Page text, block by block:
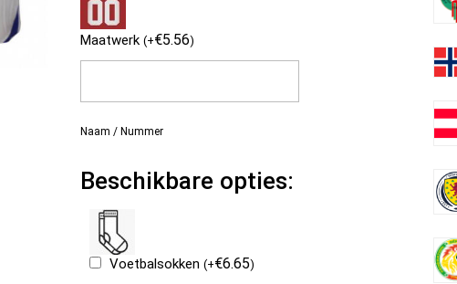
Maatwerk (+€5.56)
Naam / Nummer
Beschikbare opties:
Voetbalsokken (+€6.65)